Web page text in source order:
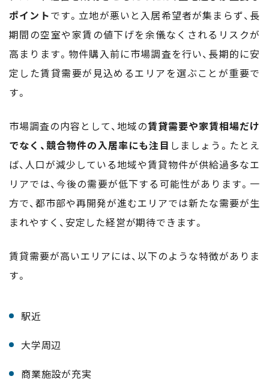
ポイントです。立地が悪いと入居希望者が集まらず、長
期間の空室や家賃の値下げを余儀なくされるリスクが
高まります。物件購入前に市場調査を行い、長期的に安
定した賃貸需要が見込めるエリアを選ぶことが重要で
す。
市場調査の内容として、地域の賃貸需要や家賃相場だけ
でなく、競合物件の入居率にも注目 しましょう。たとえ
ば、人口が減少している地域や賃貸物件が供給過多なエ
リアでは、今後の需要が低下する可能性があります。一
方で、都市部や再開発が進むエリアでは新たな需要が生
まれやすく、安定した経営が期待できます。
賃貸需要が高いエリアには、以下のような特徴がありま
す。
駅近
大学周辺
商業施設が充実